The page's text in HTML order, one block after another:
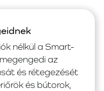
nélkül a Smart-
az
és rétegezését
és bútorok,